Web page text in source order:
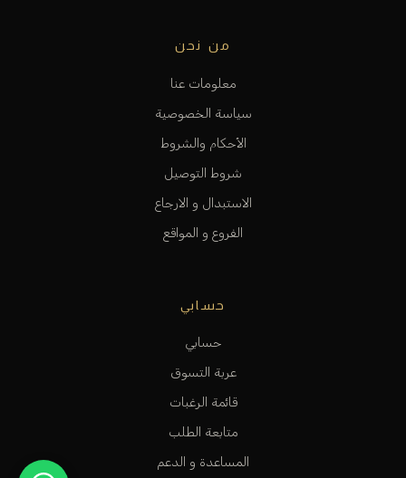
من نحن
معلومات عنا
سياسة الخصوصية
الأحكام والشروط
شروط التوصيل
الاستبدال و الارجاع
الفروع و المواقع
حسابي
حسابي
عربة التسوق
قائمة الرغبات
متابعة الطلب
المساعدة و الدعم